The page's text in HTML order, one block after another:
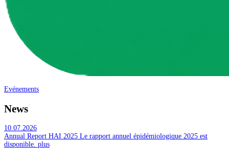
Evénements
News
10.07.2026
Annual Report HAI 2025 Le rapport annuel épidémiologique 2025 est
disponible. plus